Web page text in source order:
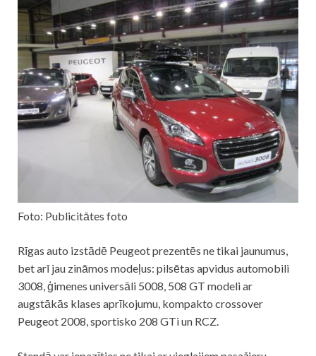
Foto: Publicitātes foto
Rīgas auto izstādē Peugeot prezentēs ne tikai jaunumus,
bet arī jau zināmos modeļus: pilsētas apvidus automobili
3008, ģimenes universāli 5008, 508 GT modeli ar
augstākās klases aprīkojumu, kompakto crossover
Peugeot 2008, sportisko 208 GTi un RCZ.